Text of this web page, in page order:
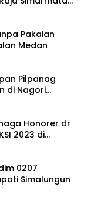
Pakaian
Medan
Pilpanag
di Nagori
Honorer dr
2023 di
0207
Simalungun